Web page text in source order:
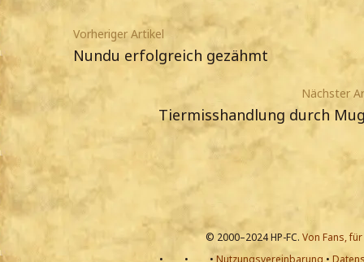
Vorheriger Artikel
Nundu erfolgreich gezähmt
Nächster
Tiermisshandlung durch
© 2000–2024 HP-FC. Von Fans,